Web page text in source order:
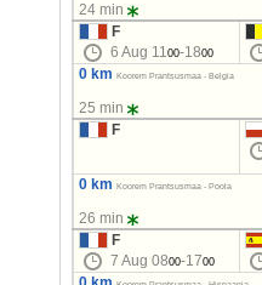
24 min
F
6 Aug 1100-1800
0 km
Koorem Prantsusmaa - Belgia
25 min
F
0 km
Koorem Prantsusmaa - Poola
26 min
F
7 Aug 0800-1700